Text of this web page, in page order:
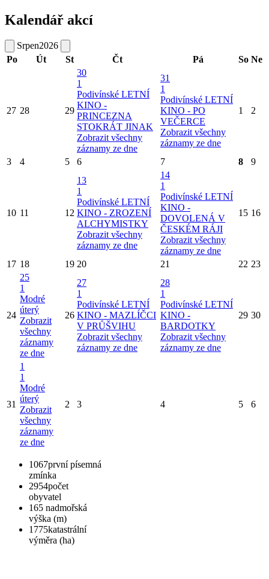
Kalendář akcí
Srpen2026
Po
Út St Čt Pá So Ne
27 28 29
30
1
Podivínské LETNÍ
KINO -
PRINCEZNA
STOKRÁT JINAK
Zobrazit všechny
záznamy ze dne
31
1
Podivínské LETNÍ
KINO - PO
VEČERCE
Zobrazit všechny
záznamy ze dne
1 2
3 4 5 6 7 8 9
10 11 12
13
1
Podivínské LETNÍ
KINO - ZROZENÍ
ALCHYMISTKY
Zobrazit všechny
záznamy ze dne
14
1
Podivínské LETNÍ
KINO -
DOVOLENÁ V
ČESKÉM RÁJI
Zobrazit všechny
záznamy ze dne
15 16
17 18 19 20 21 22 23
24
25
1
Modré
úterý
Zobrazit
všechny
záznamy
ze dne
26
27
1
Podivínské LETNÍ
KINO - MAZLÍČCI
V PRŮŠVIHU
Zobrazit všechny
záznamy ze dne
28
1
Podivínské LETNÍ
KINO -
BARDOTKY
Zobrazit všechny
záznamy ze dne
29 30
31
1
1
Modré
úterý
Zobrazit
všechny
záznamy
ze dne
2 3 4 5 6
1067první písemná
zmínka
2954počet
obyvatel
165 nadmořská
výška (m)
1775katastrální
výměra (ha)